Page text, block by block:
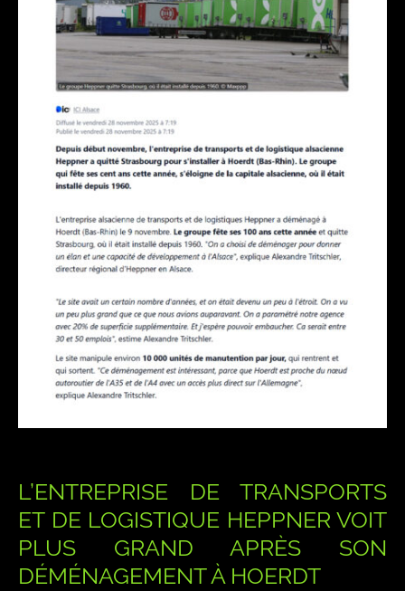
L’ENTREPRISE DE TRANSPORTS
ET DE LOGISTIQUE HEPPNER VOIT
PLUS GRAND APRÈS SON
DÉMÉNAGEMENT À HOERDT